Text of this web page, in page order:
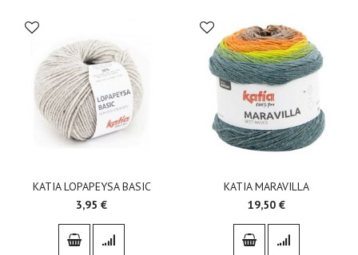
KATIA LOPAPEYSA BASIC
3,95 €
KATIA MARAVILLA
19,50 €